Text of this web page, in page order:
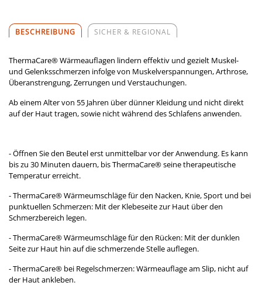
BESCHREIBUNG SICHER & REGIONAL
ThermaCare® Wärmeauflagen lindern effektiv und gezielt Muskel-
und Gelenksschmerzen infolge von Muskelverspannungen, Arthrose,
Überanstrengung, Zerrungen und Verstauchungen.
Ab einem Alter von 55 Jahren über dünner Kleidung und nicht direkt
auf der Haut tragen, sowie nicht während des Schlafens anwenden.
- Öffnen Sie den Beutel erst unmittelbar vor der Anwendung. Es kann
bis zu 30 Minuten dauern, bis ThermaCare® seine therapeutische
Temperatur erreicht.
- ThermaCare® Wärmeumschläge für den Nacken, Knie, Sport und bei
punktuellen Schmerzen: Mit der Klebeseite zur Haut über den
Schmerzbereich legen.
- ThermaCare® Wärmeumschläge für den Rücken: Mit der dunklen
Seite zur Haut hin auf die schmerzende Stelle auflegen.
- ThermaCare® bei Regelschmerzen: Wärmeauflage am Slip, nicht auf
der Haut ankleben.